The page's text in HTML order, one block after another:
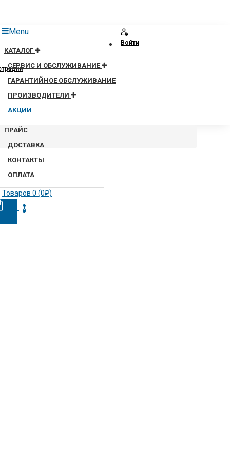
Menu
КАТАЛОГ
СЕРВИС И ОБСЛУЖИВАНИЕ
ГАРАНТИЙНОЕ ОБСЛУЖИВАНИЕ
ПРОИЗВОДИТЕЛИ
АКЦИИ
ПРАЙС
ДОСТАВКА
КОНТАКТЫ
ОПЛАТА
Товаров 0 (0₽)
0
Войти